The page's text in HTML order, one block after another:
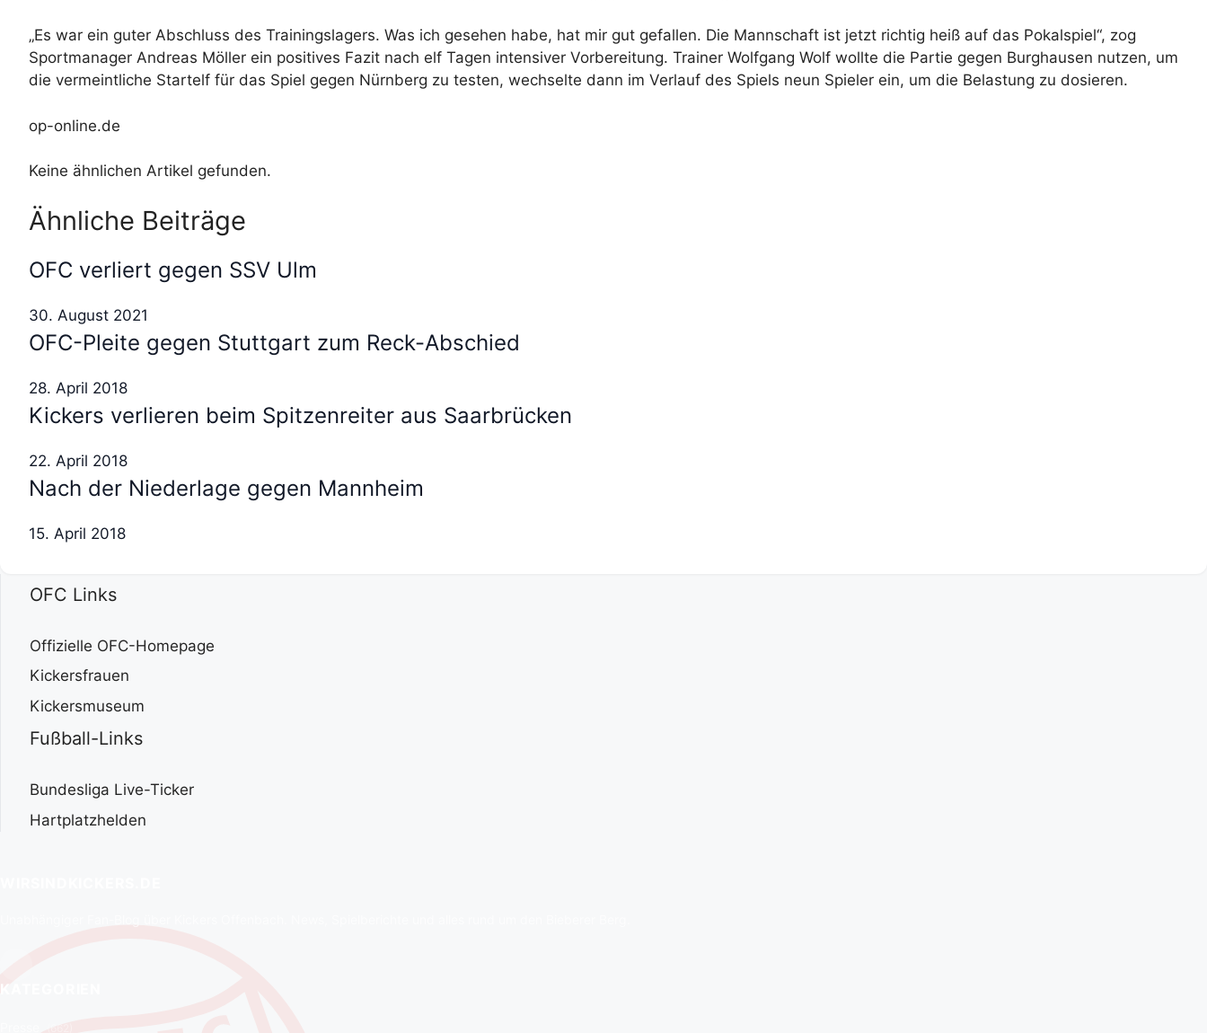
„Es war ein guter Abschluss des Trainingslagers. Was ich gesehen habe, hat mir gut gefallen. Die Mannschaft ist jetzt richtig heiß auf das Pokalspiel“, zog
Sportmanager Andreas Möller ein positives Fazit nach elf Tagen intensiver Vorbereitung. Trainer Wolfgang Wolf wollte die Partie gegen Burghausen nutzen, um
die vermeintliche Startelf für das Spiel gegen Nürnberg zu testen, wechselte dann im Verlauf des Spiels neun Spieler ein, um die Belastung zu dosieren.
op-online.de
Keine ähnlichen Artikel gefunden.
Ähnliche Beiträge
OFC verliert gegen SSV Ulm
30. August 2021
OFC-Pleite gegen Stuttgart zum Reck-Abschied
28. April 2018
Kickers verlieren beim Spitzenreiter aus Saarbrücken
22. April 2018
Nach der Niederlage gegen Mannheim
15. April 2018
OFC Links
Offizielle OFC-Homepage
Kickersfrauen
Kickersmuseum
Fußball-Links
Bundesliga Live-Ticker
Hartplatzhelden
KATEGORIEN